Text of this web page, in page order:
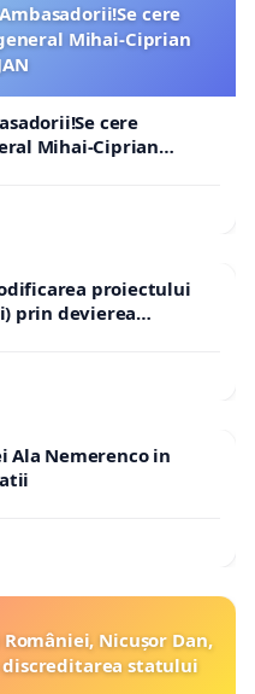
cere
Mihai-Ciprian
cere
Mihai-Ciprian
proiectului
prin devierea
Ala Nemerenco in
Nicușor Dan,
statului